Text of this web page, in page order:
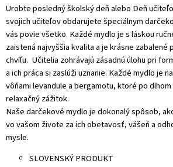
Urobte posledný školský deň alebo Deň
svojich učiteľov obdarujete špeciálnym
vás povie všetko. Každé mydlo je s láskou
zaistená najvyššia kvalita a je krásne zabalené
chvíľu. Učitelia zohrávajú zásadnú úlohu pri
a ich práca si zaslúži uznanie. Každé mydlo je
vôňami levandule a bergamotu, ktoré po
relaxačný zážitok.
Naše darčekové mydlo je dokonalý spôsob,
vo vašom živote za ich obetavosť, vášeň a
mysle.
SLOVENSKÝ PRODUKT